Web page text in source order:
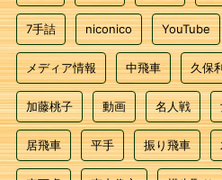
7手詰 niconico YouTube
メディア情報 中飛車 久保
加藤桃子 動画 名人戦
居飛車 平手 振り飛車